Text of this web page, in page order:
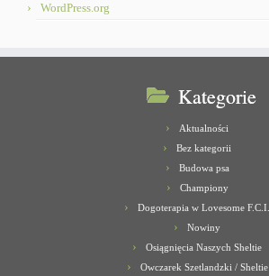
WordPress.org
Kategorie
Aktualności
Bez kategorii
Budowa psa
Championy
Dogoterapia w Lovesome F.C.I.
Nowiny
Osiągnięcia Naszych Sheltie
Owczarek Szetlandzki / Sheltie